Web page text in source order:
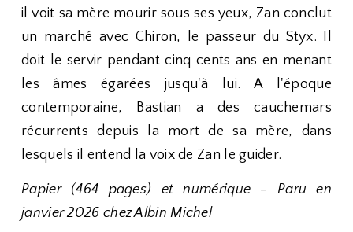
il voit sa mère mourir sous ses yeux, Zan conclut
un marché avec Chiron, le passeur du Styx. Il
doit le servir pendant cinq cents ans en menant
les âmes égarées jusqu'à lui. A l'époque
contemporaine, Bastian a des cauchemars
récurrents depuis la mort de sa mère, dans
lesquels il entend la voix de Zan le guider.
Papier (464 pages) et numérique - Paru en
janvier 2026 chez Albin Michel